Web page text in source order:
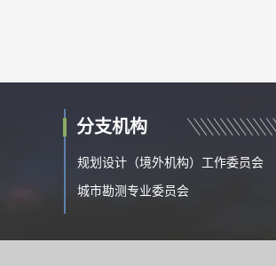
分支机构
规划设计（境外机构）工作委员会
城市勘测专业委员会